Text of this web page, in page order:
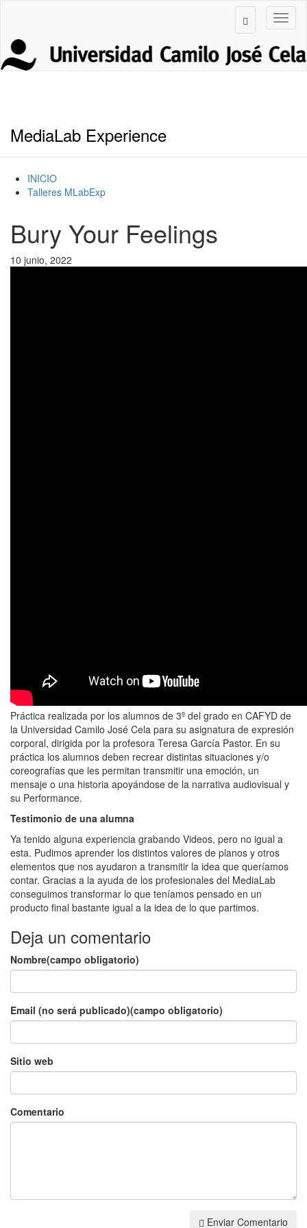
MediaLab Experience
INICIO
Talleres MLabExp
Bury Your Feelings
10 junio, 2022
Práctica realizada por los alumnos de 3º del grado en CAFYD de
la Universidad Camilo José Cela para su asignatura de expresión
corporal, dirigida por la profesora Teresa García Pastor. En su
práctica los alumnos deben recrear distintas situaciones y/o
coreografías que les permitan transmitir una emoción, un
mensaje o una historia apoyándose de la narrativa audiovisual y
su Performance.
Testimonio de una alumna
Ya tenido alguna experiencia grabando Videos, pero no igual a
esta. Pudimos aprender los distintos valores de planos y otros
elementos que nos ayudaron a transmitir la idea que queríamos
contar. Gracias a la ayuda de los profesionales del MediaLab
conseguimos transformar lo que teníamos pensado en un
producto final bastante igual a la idea de lo que partimos.
Deja un comentario
Nombre(campo obligatorio)
Email (no será publicado)(campo obligatorio)
Sitio web
Comentario
Enviar Comentario